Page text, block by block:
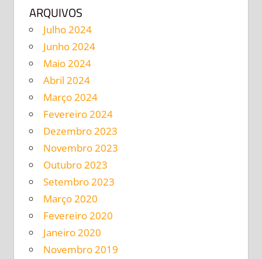
ARQUIVOS
Julho 2024
Junho 2024
Maio 2024
Abril 2024
Março 2024
Fevereiro 2024
Dezembro 2023
Novembro 2023
Outubro 2023
Setembro 2023
Março 2020
Fevereiro 2020
Janeiro 2020
Novembro 2019